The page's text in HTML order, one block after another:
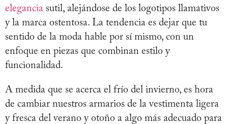
elegancia sutil, alejándose de los logotipos llamativos
y la marca ostentosa. La tendencia es dejar que tu
sentido de la moda hable por sí mismo, con un
enfoque en piezas que combinan estilo y
funcionalidad.
A medida que se acerca el frío del invierno, es hora
de cambiar nuestros armarios de la vestimenta ligera
y fresca del verano y otoño a algo más adecuado para